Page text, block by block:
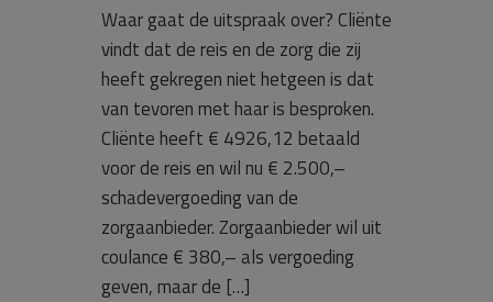
Waar gaat de uitspraak over? Cliënte
vindt dat de reis en de zorg die zij
heeft gekregen niet hetgeen is dat
van tevoren met haar is besproken.
Cliënte heeft € 4926,12 betaald
voor de reis en wil nu € 2.500,–
schadevergoeding van de
zorgaanbieder. Zorgaanbieder wil uit
coulance € 380,– als vergoeding
geven, maar de […]